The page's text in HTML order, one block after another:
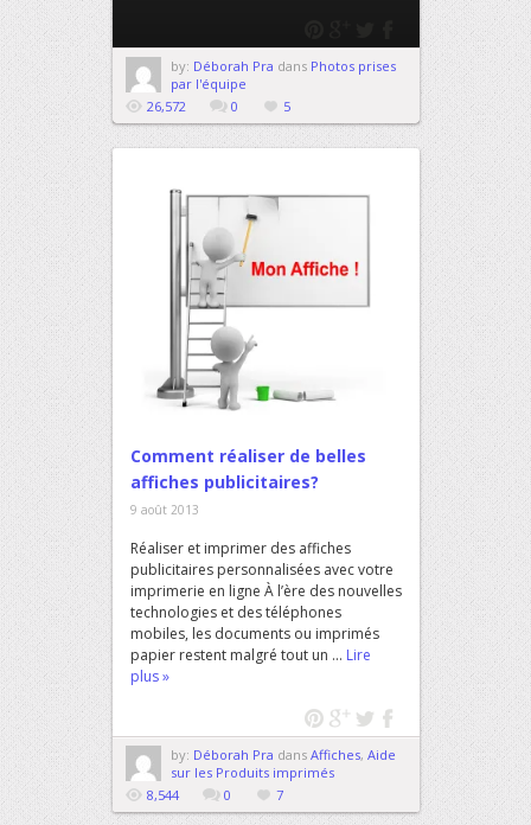
by: Déborah Pra dans Photos prises
par l'équipe
26,572
0 5
Comment réaliser de belles
affiches publicitaires?
9 août 2013
Réaliser et imprimer des affiches
publicitaires personnalisées avec votre
imprimerie en ligne À l’ère des nouvelles
technologies et des téléphones
mobiles, les documents ou imprimés
papier restent malgré tout un ... Lire
plus »
by: Déborah Pra dans Affiches, Aide
sur les Produits imprimés
8,544
0 7